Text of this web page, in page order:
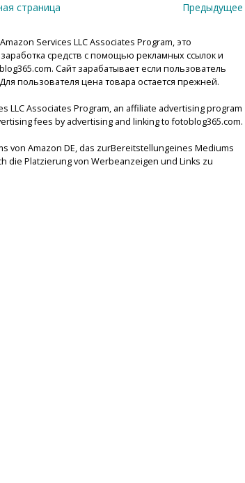
Предыдущее
страница
Services LLC Associates Program, это
средств с помощью рекламных ссылок и
Сайт зарабатывает если пользователь
пользователя цена товара остается прежней.
LLC Associates Program, an affiliate advertising program
fees by advertising and linking to fotoblog365.com.
von Amazon DE, das zurBereitstellungeines Mediums
Platzierung von Werbeanzeigen und Links zu